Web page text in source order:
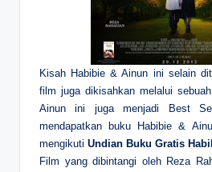
Kisah Habibie & Ainun ini selain
film juga dikisahkan melalui
Ainun ini juga menjadi Best
mendapatkan buku Habibie &
mengikuti Undian Buku Gratis
Film yang dibintangi oleh Reza